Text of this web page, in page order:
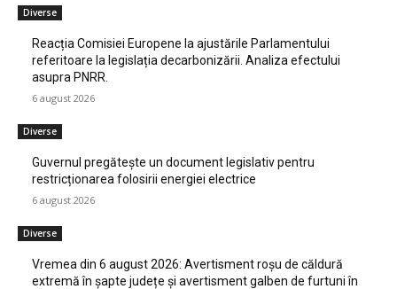
Diverse
Reacția Comisiei Europene la ajustările Parlamentului
referitoare la legislația decarbonizării. Analiza efectului
asupra PNRR.
6 august 2026
Diverse
Guvernul pregătește un document legislativ pentru
restricționarea folosirii energiei electrice
6 august 2026
Diverse
Vremea din 6 august 2026: Avertisment roșu de căldură
extremă în șapte județe și avertisment galben de furtuni în